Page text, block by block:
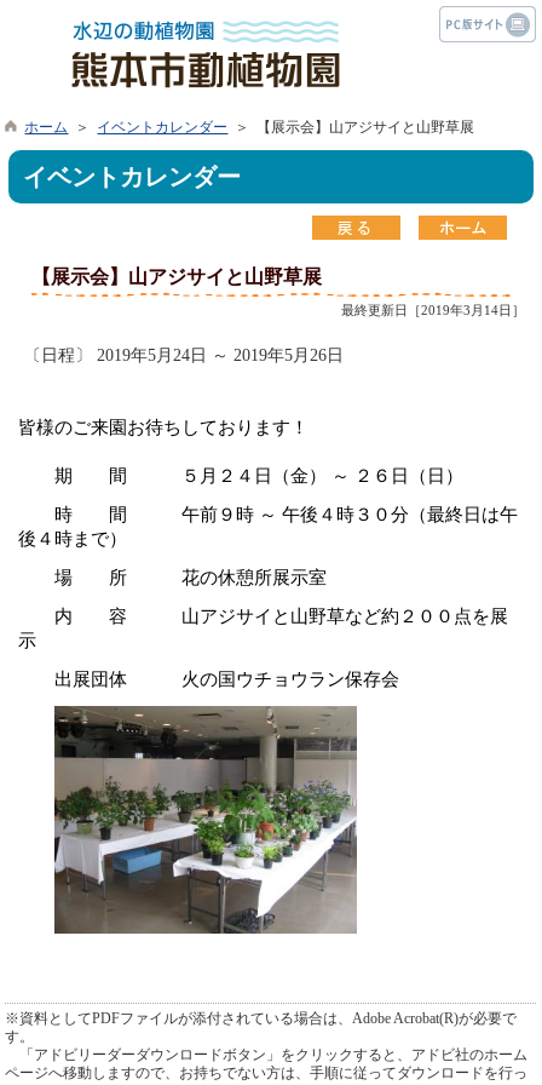
ホーム ＞ イベントカレンダー ＞ 【展示会】山アジサイと山野草展
イベントカレンダー
【展示会】山アジサイと山野草展
最終更新日［2019年3月14日］
〔日程〕 2019年5月24日 ～ 2019年5月26日
皆様のご来園お待ちしております！
期 間 ５月２４日（金） ～ ２６日（日）
時 間 午前９時 ～ 午後４時３０分（最終日は午
後４時まで）
場 所 花の休憩所展示室
内 容 山アジサイと山野草など約２００点を展
示
出展団体 火の国ウチョウラン保存会
※資料としてPDFファイルが添付されている場合は、Adobe Acrobat(R)が必要で
す。
「アドビリーダーダウンロードボタン」をクリックすると、アドビ社のホーム
ページへ移動しますので、お持ちでない方は、手順に従ってダウンロードを行っ